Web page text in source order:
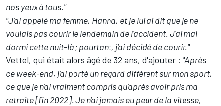
nos yeux à tous."
"J'ai appelé ma femme, Hanna, et je lui ai dit que je ne
voulais pas courir le lendemain de l'accident. J'ai mal
dormi cette nuit-là ; pourtant, j'ai décidé de courir."
Vettel, qui était alors âgé de 32 ans, d'ajouter : "Après
ce week-end, j'ai porté un regard différent sur mon sport,
ce que je n'ai vraiment compris qu'après avoir pris ma
retraite [fin 2022]. Je n'ai jamais eu peur de la vitesse,